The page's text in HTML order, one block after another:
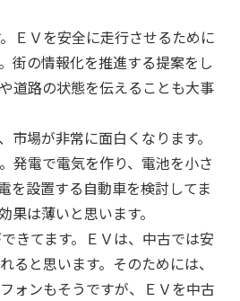
ＥＶを安全に走行させるために
街の情報化を推進する提案をし
道路の状態を伝えることも大事
場が非常に面白くなります。
発電で電気を作り、電池を小さ
を設置する自動車を検討してま
は薄いと思います。
きてます。ＥＶは、中古では安
と思います。そのためには、
ォンもそうですが、ＥＶを中古